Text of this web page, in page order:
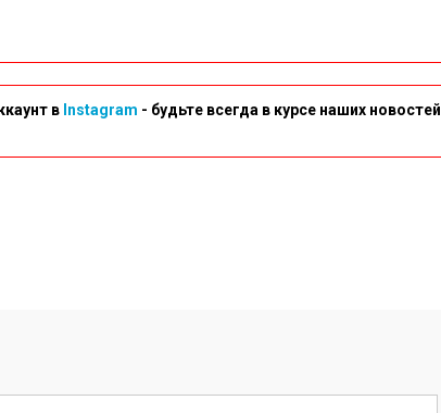
в Instagram - будьте всегда в курсе наших новостей